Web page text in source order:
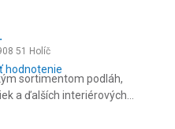
až 24 ...
hodnotenie
51 Holíč
sortimentom podláh,
a ďalších interiérových